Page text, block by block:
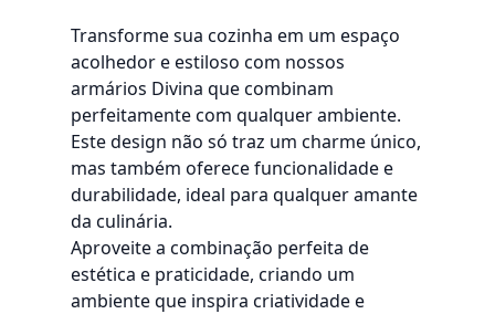
Transforme sua cozinha em um espaço
acolhedor e estiloso com nossos
armários Divina que combinam
perfeitamente com qualquer ambiente.
Este design não só traz um charme único,
mas também oferece funcionalidade e
durabilidade, ideal para qualquer amante
da culinária.
Aproveite a combinação perfeita de
estética e praticidade, criando um
ambiente que inspira criatividade e